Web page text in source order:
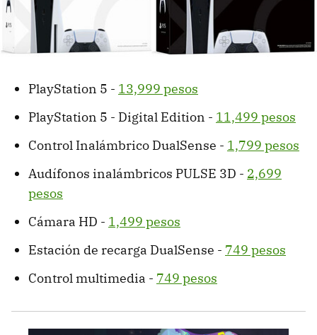
PlayStation 5 - 13,999 pesos
PlayStation 5 - Digital Edition - 11,499 pesos
Control Inalámbrico DualSense - 1,799 pesos
Audífonos inalámbricos PULSE 3D - 2,699
pesos
Cámara HD - 1,499 pesos
Estación de recarga DualSense - 749 pesos
Control multimedia - 749 pesos